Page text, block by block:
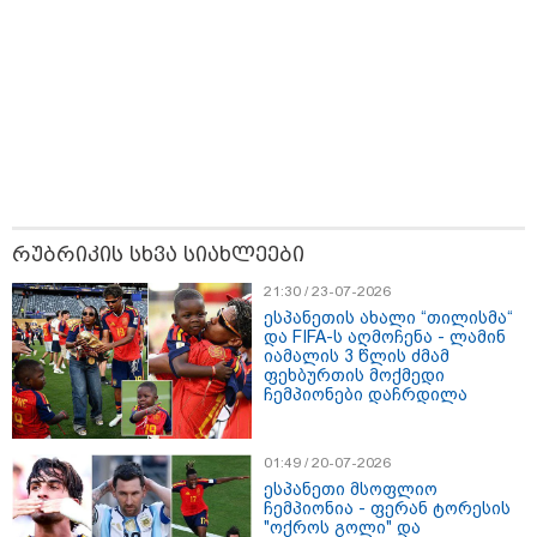
10:52 / 06-08-2026
ვაშინგტონს რაკეტების დეფიციტი აქვს? -
მედიის ცნობით, დონალდ ტრამპი პიტ
ჰეგსეთს დაუპირისპირდა: დეტალები
23:15 / 06-08-2026
“არ მინდა, ბაიდენივით
სცენიდან გადავარდეს“ -
რუბრიკის სხვა სიახლეები
21:30 / 23-07-2026
ესპანეთის ახალი “თილისმა“
და FIFA-ს აღმოჩენა - ლამინ
იამალის 3 წლის ძმამ
ფეხბურთის მოქმედი
ჩემპიონები დაჩრდილა
01:49 / 20-07-2026
ესპანეთი მსოფლიო
ჩემპიონია - ფერან ტორესის
"ოქროს გოლი" და